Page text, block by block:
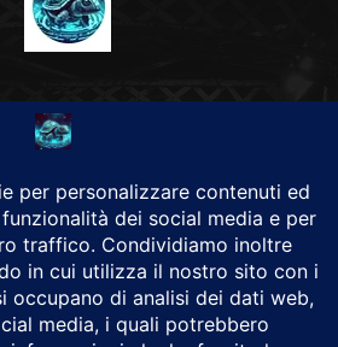
CHI SIAMO
Cyberwarfare.
Trizio
Trizio